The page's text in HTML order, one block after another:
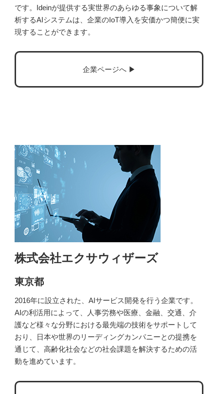
です。Ideinが提供する実世界のあらゆる事象について解
析するAIシステムは、企業のIoT導入を安価かつ簡便に実
現することができます。
企業ページへ ▶︎
株式会社エクサウィザーズ
東京都
2016年に設立された、AIサービス開発を行う企業です。
AIの利活用によって、人事労務や医療、金融、交通、介
護など様々な分野における最先端の技術をサポートして
おり、日本や世界のリーディングカンパニーとの提携を
通じて、高齢化社会などの社会課題を解決するための活
動を進めています。